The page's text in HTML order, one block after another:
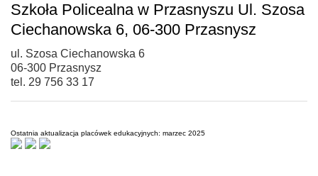
Szkoła Policealna w Przasnyszu Ul. Szosa
Ciechanowska 6, 06-300 Przasnysz
ul. Szosa Ciechanowska 6
06-300 Przasnysz
tel. 29 756 33 17
Ostatnia aktualizacja placówek edukacyjnych: marzec 2025